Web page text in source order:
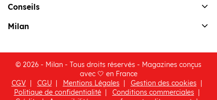
Conseils
Milan
© 2026 - Milan - Tous droits réservés - Magazines conçus
avec 🤍 en France
CGV
CGU Mentions Légales
Gestion des cookies
Politique de confidentialité(ouvre une nouvelle fenêtre)
Conditions commerciales